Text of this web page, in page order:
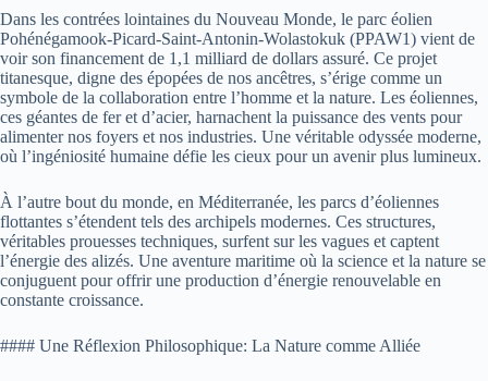
Dans les contrées lointaines du Nouveau Monde, le parc éolien
Pohénégamook-Picard-Saint-Antonin-Wolastokuk (PPAW1) vient de
voir son financement de 1,1 milliard de dollars assuré. Ce projet
titanesque, digne des épopées de nos ancêtres, s’érige comme un
symbole de la collaboration entre l’homme et la nature. Les éoliennes,
ces géantes de fer et d’acier, harnachent la puissance des vents pour
alimenter nos foyers et nos industries. Une véritable odyssée moderne,
où l’ingéniosité humaine défie les cieux pour un avenir plus lumineux.
À l’autre bout du monde, en Méditerranée, les parcs d’éoliennes
flottantes s’étendent tels des archipels modernes. Ces structures,
véritables prouesses techniques, surfent sur les vagues et captent
l’énergie des alizés. Une aventure maritime où la science et la nature se
conjuguent pour offrir une production d’énergie renouvelable en
constante croissance.
#### Une Réflexion Philosophique: La Nature comme Alliée